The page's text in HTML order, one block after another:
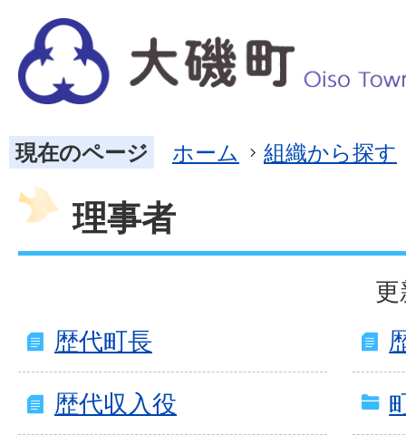
現在のページ ホーム 組織から探す
理事者
歴代町長
歴代収入役